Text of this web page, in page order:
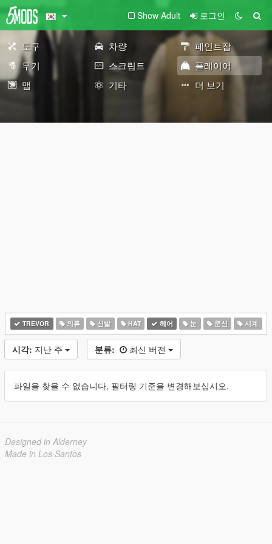
Show Adult 로그인
도구 차량
페인트잡
무기
스크립트
플레이어
맵
기타 더 보기
TREVOR 의류 신발 HAT 헤어 눈 문신 시계
시각: 지난 주 분류: 최신 버전
파일을 찾을 수 없습니다, 필터링 기준을 변경해보십시오.
Designed in Alderney
Made in Los Santos